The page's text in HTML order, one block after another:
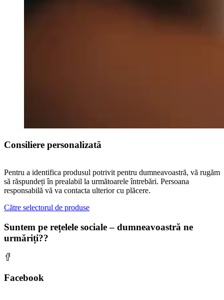
Consiliere personalizată
Pentru a identifica produsul potrivit pentru dumneavoastră, vă rugăm
să răspundeți în prealabil la următoarele întrebări. Persoana
responsabilă vă va contacta ulterior cu plăcere.
Către selectorul de produse
Suntem pe rețelele sociale – dumneavoastră ne
urmăriți??
Facebook